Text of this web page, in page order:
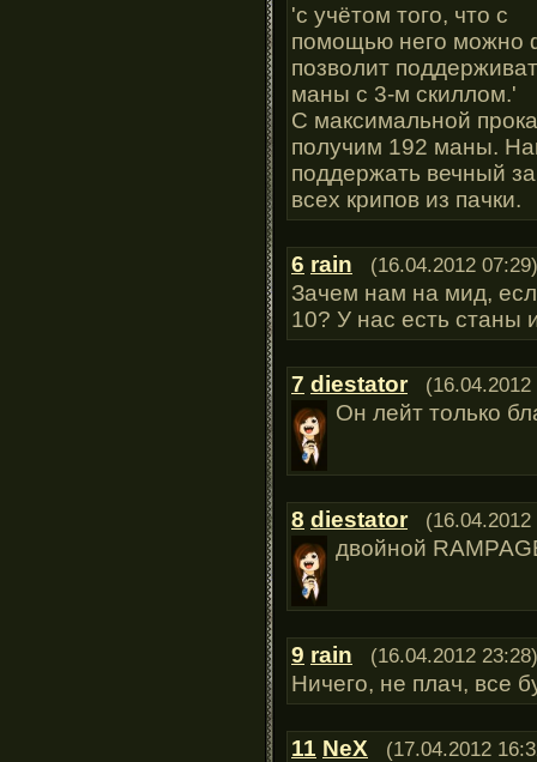
'с учётом того, что с
помощью него можно
позволит
маны с 3-м скиллом.'
С максимальной
получим 192 маны.
поддержать вечный
всех крипов из пачки.
6 rain (16.04.2012 07:29)
Зачем нам на мид,
10? У нас есть станы
7 diestator (16.04.2012
Он лейт только
8 diestator (16.04.2012
двойной
9 rain (16.04.2012 23:28)
Ничего, не плач, все
11 NeX (17.04.2012